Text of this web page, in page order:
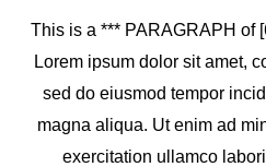
This is a *** PARAGRAPH of
Lorem ipsum dolor sit amet,
sed do eiusmod tempor
magna aliqua. Ut enim ad
exercitation ullamco